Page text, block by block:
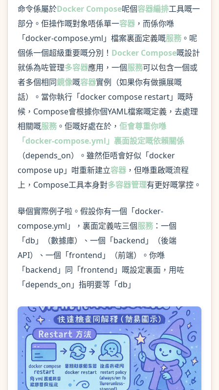
命令係屬於Docker Compose呢個容器編排工具嘅一
部分。佢操作嘅對象唔係單一容器 ，而係你喺
「docker-compose.yml」檔案裏面定義嘅服務 。呢
個係一個超級重要嘅分別！ Docker Compose嘅設計
就係為咗管理多容器應用，一個服務可以包含一個或
者多個相同鏡像嘅容器實例（如果你有做擴展嘅
話）。當你執行「docker compose restart」嘅時
候，Compose會根據你個YAML檔案嘅定義，去處理
相關嘅服務 。佢嘅好處在於， 佢會尊重你喺
「docker-compose.yml」裏面設定嘅依賴關係
（depends_on）。雖然佢唔會好似「docker
compose up」咁重新建立容器 ，但喺重啟嘅流程
上，Compose工具本身對多容器管理有更好嘅掌控。
舉個實際例子啦。假設你有一個「docker-
compose.yml」，裏面定義咗三個服務 ：一個
「db」（數據庫）、一個「backend」（後端
API）、一個「frontend」（前端）。你喺
「backend」同「frontend」嘅設定裏面，用咗
「depends_on」指明要等「db」